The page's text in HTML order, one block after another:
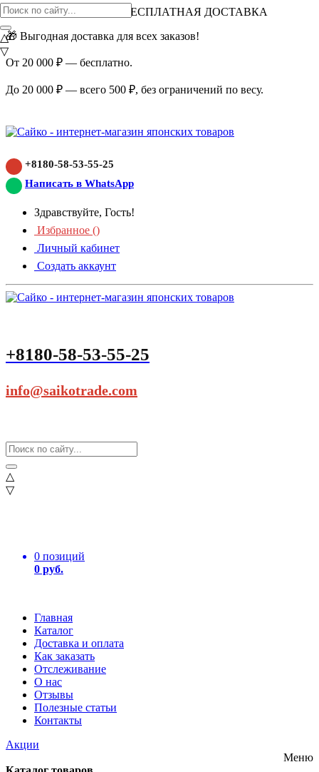
ВНИМАНИЕ АКЦИЯ!
БЕСПЛАТНАЯ ДОСТАВКА
🎁 Выгодная доставка для всех заказов!
От 20 000 ₽ — бесплатно.
До 20 000 ₽ — всего 500 ₽, без ограничений по весу.
+8180-58-53-55-25
Написать в WhatsApp
Здравствуйте, Гость!
Избранное ()
Личный кабинет
Создать аккаунт
+8180-58-53-55-25
info@saikotrade.com
△
▽
0 позиций
0 руб.
Главная
Каталог
Доставка и оплата
Как заказать
Отслеживание
О нас
Отзывы
Полезные статьи
Контакты
Акции
△
▽
Меню